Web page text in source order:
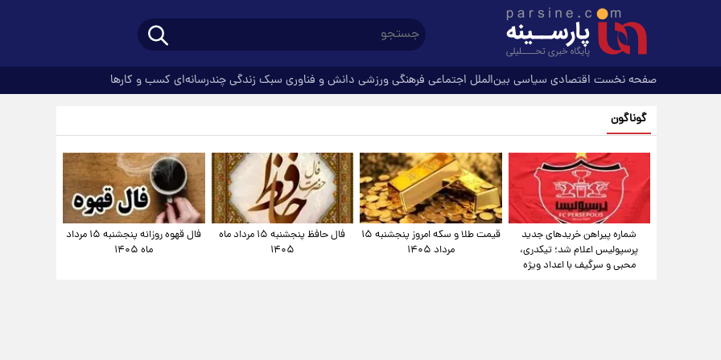
صفحه نخست اقتصادی سیاسی بین‌الملل اجتماعی فرهنگیورزشی دانش و فناوری سبک زندگیچندرسانه‌ای کسب و کارها
گوناگون
شماره پیراهن خریدهای جدید
پرسپولیس اعلام شد؛ تیکدری،
محبی و سرگیف با اعداد ویژه
قیمت طلا و سکه امروز پنجشنبه ۱۵
مرداد ۱۴۰۵
فال حافظ پنجشنبه ۱۵ مرداد ماه
۱۴۰۵
فال قهوه روزانه پنجشنبه ۱۵ مرداد
ماه ۱۴۰۵